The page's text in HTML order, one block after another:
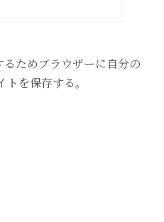
ためブラウザーに自分の
を保存する。